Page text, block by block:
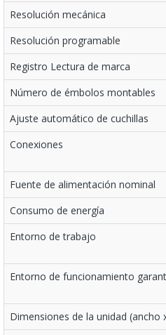
Resolución mecánica
Resolución programable
Registro Lectura de marca
Número de émbolos montables
Ajuste automático de cuchillas
Conexiones
Fuente de alimentación nominal
Consumo de energía
Entorno de trabajo
Entorno de funcionamiento
Dimensiones de la unidad (ancho